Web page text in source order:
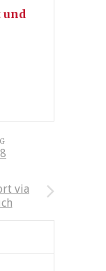
und
via